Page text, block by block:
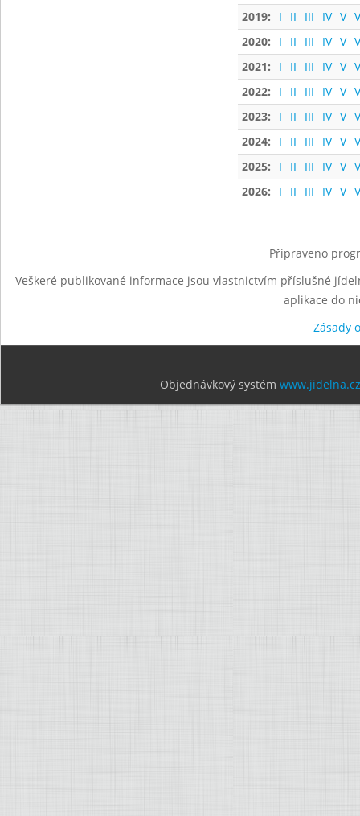
2019:
I II III IV V
2020:
I II III IV V
2021:
I II III IV V
2022:
I II III IV V
2023:
I II III IV V
2024:
I II III IV V
2025:
I II III IV V
2026:
I II III IV V
Připraveno
Veškeré publikované informace jsou vlastnictvím příslušné
aplikace do
Zásady
Objednávkový systém www.jidelna.cz